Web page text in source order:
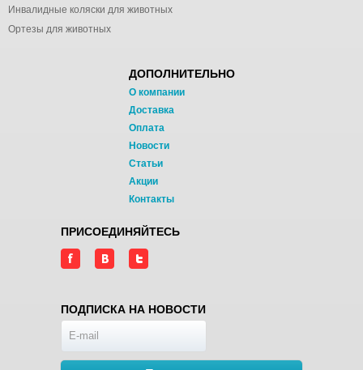
Инвалидные коляски для животных
Ортезы для животных
ДОПОЛНИТЕЛЬНО
О компании
Доставка
Оплата
Новости
Статьи
Акции
Контакты
ПРИСОЕДИНЯЙТЕСЬ
ПОДПИСКА НА НОВОСТИ